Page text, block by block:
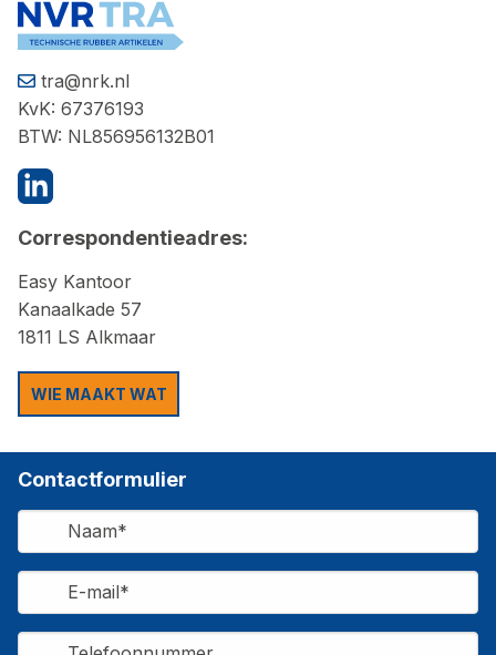
tra@nrk.nl
KvK: 67376193
BTW: NL856956132B01
Correspondentieadres:
Easy Kantoor
Kanaalkade 57
1811 LS Alkmaar
WIE MAAKT WAT
Contactformulier